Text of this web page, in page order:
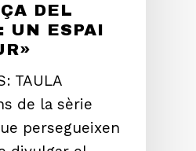
DEL
UN ESPAI
TAULA
de la sèrie
persegueixen